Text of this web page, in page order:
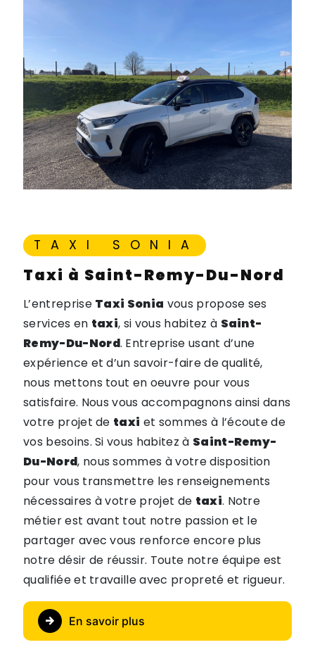
TAXI SONIA
taxi à Saint-Remy-Du-Nord
L’entreprise Taxi Sonia vous propose ses
services en taxi, si vous habitez à Saint-
Remy-Du-Nord. Entreprise usant d’une
expérience et d’un savoir-faire de qualité,
nous mettons tout en oeuvre pour vous
satisfaire. Nous vous accompagnons ainsi dans
votre projet de taxi et sommes à l’écoute de
vos besoins. Si vous habitez à Saint-Remy-
Du-Nord, nous sommes à votre disposition
pour vous transmettre les renseignements
nécessaires à votre projet de taxi. Notre
métier est avant tout notre passion et le
partager avec vous renforce encore plus
notre désir de réussir. Toute notre équipe est
qualifiée et travaille avec propreté et rigueur.
En savoir plus